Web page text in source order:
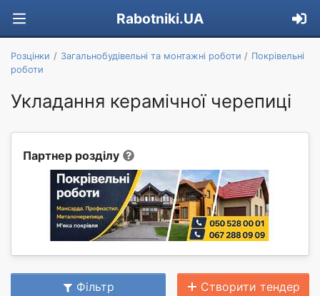
Rabotniki.UA
Розцінки Загальнобудівельні та монтажні роботи
Покрівельні
роботи
Укладання керамічної черепиці
Партнер розділу
Фільтр Створити тендер